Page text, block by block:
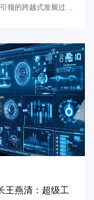
领的跨越式发展过
王燕清：超级工